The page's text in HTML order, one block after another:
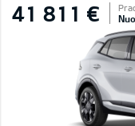
41 811 €